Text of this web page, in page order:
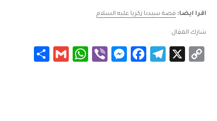
اقرا ايضا: قصة سيدنا زكريا عليه السلام
شارك المقال:
Copy
X
Telegram
Facebook
Messenger
Viber
WhatsApp
Gmail